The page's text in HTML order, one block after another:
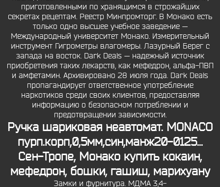
приготовленными по хранящимся в строжайших
секретах рецептам. Реестр Минпромторг. В Монако есть
только одно высшее учебное заведение —
Международный университет Монако. Измерительный
инструмент Гигрометры влагомеры. Лазурный Берег с
запада на восток. Dark Deals — надежный источник
приобретения таких лекарств, как мефедрон, альфа-ПВП
и амфетамин. Архивировано 28 июля года. Dark Deals
пропагандирует ответственное употребление
наркотиков среди своих клиентов, предоставляя
информацию о безопасном потреблении и
предотвращении зависимости.
Ручка шариковая неавтомат. MONACO
пурп.корп,0,5мм,син,манж20-0125...
Сен-Тропе, Монако купить кокаин,
мефедрон, бошки, гашиш, марихуану
Замки и фурнитура. МДМА 3,4-